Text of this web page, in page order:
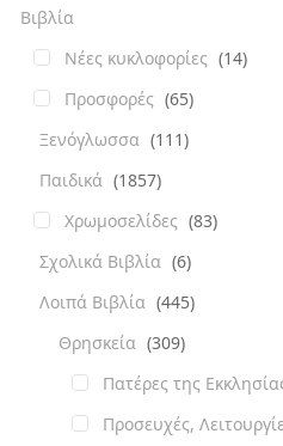
Βιβλία
Νέες κυκλοφορίες (14)
Προσφορές (65)
Ξενόγλωσσα (111)
Παιδικά (1857)
Χρωμοσελίδες (83)
Σχολικά Βιβλία (6)
Λοιπά Βιβλία (445)
Θρησκεία (309)
Πατέρες της
Προσευχές,